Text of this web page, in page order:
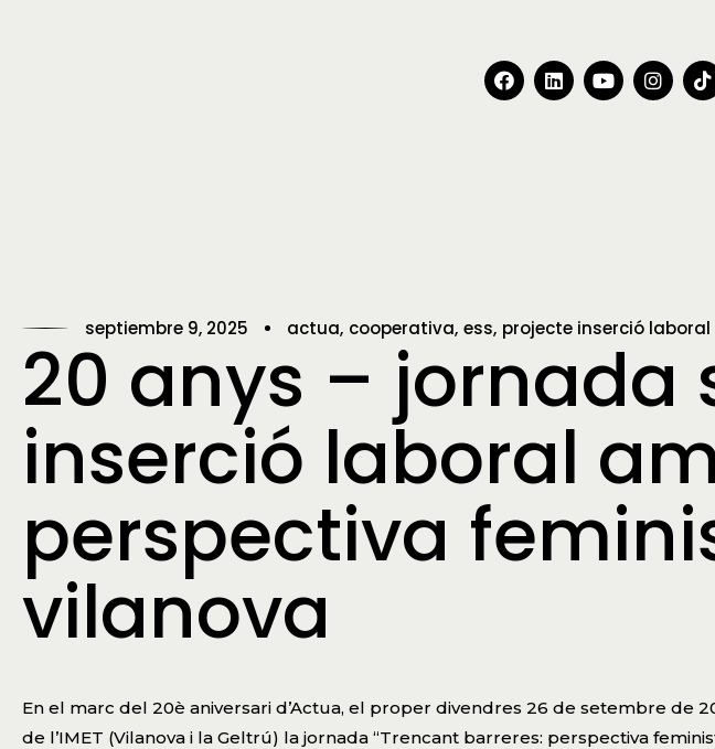
septiembre 9, 2025 actua cooperativa ess projecte inserció laboral
20 anys – jornada
inserció laboral
perspectiva
vilanova
En el marc del 20è aniversari d’Actua, el proper divendres 26 de setembre de
de l’IMET (Vilanova i la Geltrú) la jornada “Trencant barreres: perspectiva